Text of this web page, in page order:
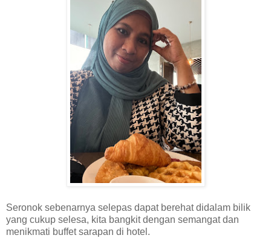
Seronok sebenarnya selepas dapat berehat didalam bilik
yang cukup selesa, kita bangkit dengan semangat dan
menikmati buffet sarapan di hotel.